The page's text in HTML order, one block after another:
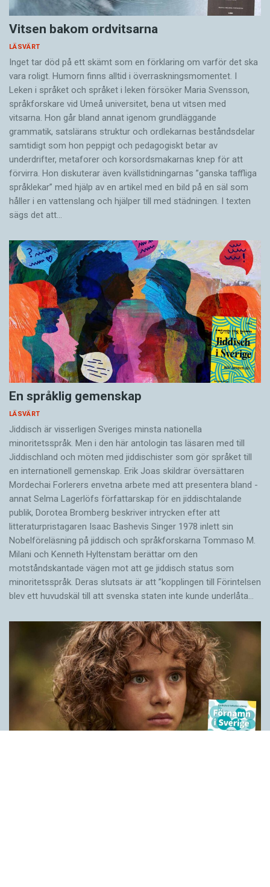
Vitsen bakom ordvitsarna
LÄSVÄRT
Inget tar död på ett skämt som en förklaring om varför det ska
vara roligt. Humorn finns alltid i överrask­ningsmomentet. I
Leken i språket och språket i leken för­söker Maria Svensson,
språkforskare vid Umeå universitet, bena ut vitsen med
vitsarna. Hon går bland annat igenom grundläggande
grammatik, satslärans struktur och ord­lekarnas beståndsdelar
samtidigt som hon peppigt och pedagogiskt betar av
underdrifter, meta­forer och korsords­makarnas knep för att
förvirra. Hon diskuterar även ­kvällstidningarnas ”ganska taffliga
språklekar” med hjälp av en artikel med en bild på en säl som
håller i en vatten­slang och hjälper till med städningen. I ­texten
sägs det att…
En språklig gemenskap
LÄSVÄRT
Jiddisch är visserligen Sveriges minsta nationella
minoritetsspråk. Men i den här antologin tas läsaren med till
Jiddischland och möten med jiddischister som gör språket till
en internationell gemenskap. Erik Joas skildrar översättaren
Morde­chai Forlerers envetna arbete med att presentera bland ­
annat Selma Lagerlöfs författarskap för en jiddisch­talande
publik, Dorotea Bromberg beskriver intrycken efter att
litteraturpristagaren Isaac Bashevis Singer 1978 inlett sin
Nobelföreläsning på jiddisch och språkforskarna Tommaso M.
Milani och Kenneth Hyltenstam berättar om den
motståndskantade vägen mot att ge jiddisch status som
minoritetsspråk. Deras slutsats är att ”kopplingen till Förintelsen
blev ett huvud­skäl till att svenska staten inte kunde underlåta…